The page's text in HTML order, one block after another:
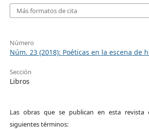
Más formatos de cita
Número
Núm. 23 (2018): Poéticas en la escena de
Sección
Libros
Las obras que se publican en esta revista
siguientes términos: